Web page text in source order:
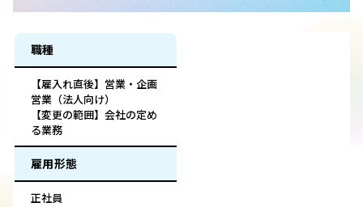
職種
【雇入れ直後】営業・企画
営業（法人向け）
【変更の範囲】会社の定め
る業務
雇用形態
正社員